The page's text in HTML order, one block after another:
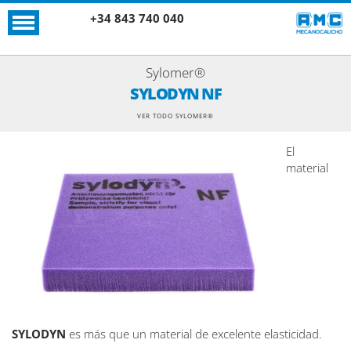
+34 843 740 040
Sylomer®
SYLODYN NF
VER TODO SYLOMER®
El
material
SYLODYN es más que un material de excelente elasticidad.